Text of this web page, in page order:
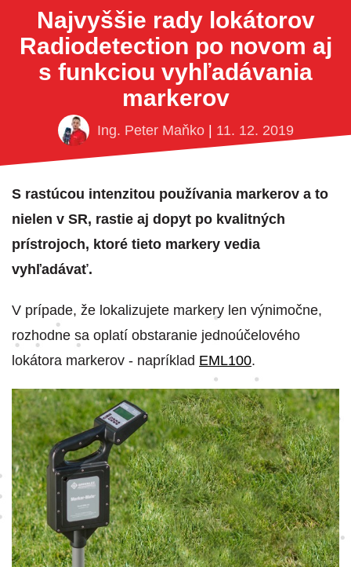
Najvyššie rady lokátorov
Radiodetection po novom aj
s funkciou vyhľadávania
markerov
Ing. Peter Maňko | 11. 12. 2019
S rastúcou intenzitou používania markerov a to
nielen v SR, rastie aj dopyt po kvalitných
prístrojoch, ktoré tieto markery vedia
vyhľadávať.
V prípade, že lokalizujete markery len výnimočne,
rozhodne sa oplatí obstaranie jednoúčelového
lokátora markerov - napríklad EML100.